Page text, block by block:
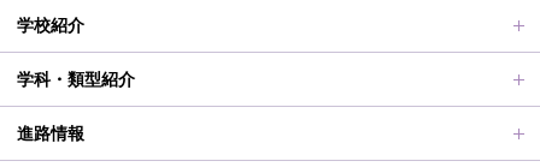
学校紹介
ごあいさつ、沿革
動画で見る学校案内、SUMIRE100-Fes
学科・類型紹介
普通科Ⅱ類
進路情報